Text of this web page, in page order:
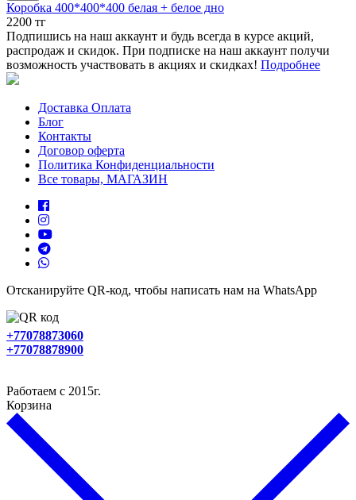
Коробка 400*400*400 белая + белое дно
2200 тг
Подпишись на наш аккаунт и будь всегда в курсе акций,
распродаж и скидок. При подписке на наш аккаунт получи
возможность участвовать в акциях и скидках! Подробнее
Доставка Оплата
Блог
Контакты
Договор оферта
Политика Конфиденциальности
Все товары, МАГАЗИН
Отсканируйте QR-код, чтобы написать нам на WhatsApp
+77078873060
+77078878900
Работаем с 2015г.
Корзина